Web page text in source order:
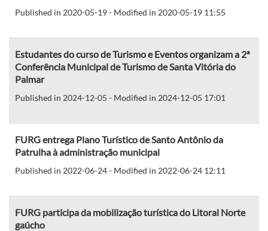
Published in 2020-05-19 - Modified in 2020-05-19 11:55
Estudantes do curso de Turismo e Eventos organizam a 2ª
Conferência Municipal de Turismo de Santa Vitória do
Palmar
Published in 2024-12-05 - Modified in 2024-12-05 17:01
FURG entrega Plano Turístico de Santo Antônio da
Patrulha à administração municipal
Published in 2022-06-24 - Modified in 2022-06-24 12:11
FURG participa da mobilização turística do Litoral Norte
gaúcho